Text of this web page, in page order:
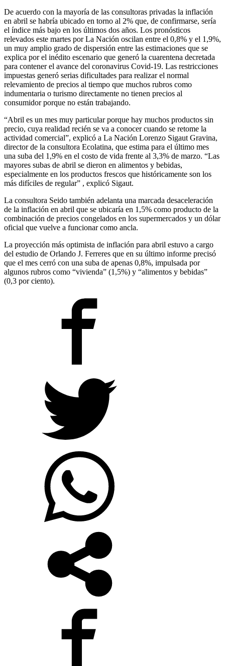
De acuerdo con la mayoría de las consultoras privadas la inflación
en abril se habría ubicado en torno al 2% que, de confirmarse, sería
el índice más bajo en los últimos dos años. Los pronósticos
relevados este martes por La Nación oscilan entre el 0,8% y el 1,9%,
un muy amplio grado de dispersión entre las estimaciones que se
explica por el inédito escenario que generó la cuarentena decretada
para contener el avance del coronavirus Covid-19. Las restricciones
impuestas generó serias dificultades para realizar el normal
relevamiento de precios al tiempo que muchos rubros como
indumentaria o turismo directamente no tienen precios al
consumidor porque no están trabajando.
“Abril es un mes muy particular porque hay muchos productos sin
precio, cuya realidad recién se va a conocer cuando se retome la
actividad comercial”, explicó a La Nación Lorenzo Sigaut Gravina,
director de la consultora Ecolatina, que estima para el último mes
una suba del 1,9% en el costo de vida frente al 3,3% de marzo. “Las
mayores subas de abril se dieron en alimentos y bebidas,
especialmente en los productos frescos que históricamente son los
más difíciles de regular” , explicó Sigaut.
La consultora Seido también adelanta una marcada desaceleración
de la inflación en abril que se ubicaría en 1,5% como producto de la
combinación de precios congelados en los supermercados y un dólar
oficial que vuelve a funcionar como ancla.
La proyección más optimista de inflación para abril estuvo a cargo
del estudio de Orlando J. Ferreres que en su último informe precisó
que el mes cerró con una suba de apenas 0,8%, impulsada por
algunos rubros como “vivienda” (1,5%) y “alimentos y bebidas”
(0,3 por ciento).